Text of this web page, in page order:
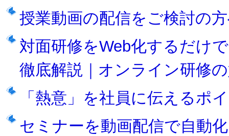
授業動画の配信をご検討の
対面研修をWeb化するだけ
徹底解説｜オンライン研修
「熱意」を社員に伝えるポ
セミナーを動画配信で自動